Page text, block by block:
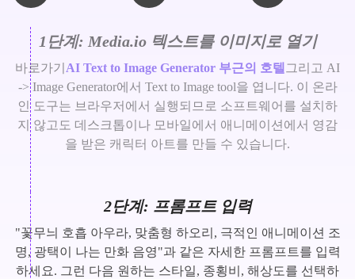
1단계: Media.io 텍스트를 이미지로 열기
바로가기 AI Text to Image Generator 부근의 호텔 그리고 AI
-> Image Generator에서 Text to Image tool을 엽니다. 이 온라
인 도구는 브라우저에서 실행되므로 소프트웨어를 설치하
지 않고도 데스크톱이나 모바일에서 애니메이션에서 영감
을 받은 캐릭터 아트를 만들 수 있습니다.
2단계: 프롬프트 입력
"꽃무늬 호흡 아우라, 맞춤형 하오리, 극적인 애니메이션 조
명, 광택이 나는 만화 음영"과 같은 자세한 프롬프트를 입력
하세요. 그런 다음 원하는 스타일, 종횡비, 해상도를 선택하